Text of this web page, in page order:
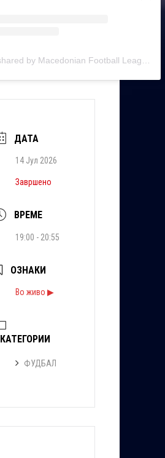
ДАТА
14 Јул 2026
Завршено
ВРЕМЕ
19:00 - 20:55
ОЗНАКИ
Во живо ▶
КАТЕГОРИИ
ФУДБАЛ